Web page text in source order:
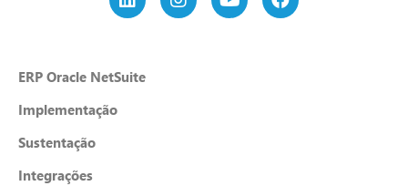
ERP Oracle NetSuite
Implementação
Sustentação
Integrações